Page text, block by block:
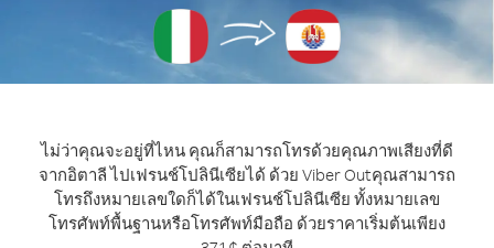
ไม่ว่าคุณจะอยู่ที่ไหน คุณก็สามารถโทรด้วยคุณภาพเสียงที่ดี
จากอิตาลี ไปเฟรนช์โปลินีเซียได้ ด้วย Viber Outคุณสามารถ
โทรถึงหมายเลขใดก็ได้ในเฟรนช์โปลินีเซีย ทั้งหมายเลข
โทรศัพท์พื้นฐานหรือโทรศัพท์มือถือ ด้วยราคาเริ่มต้นเพียง